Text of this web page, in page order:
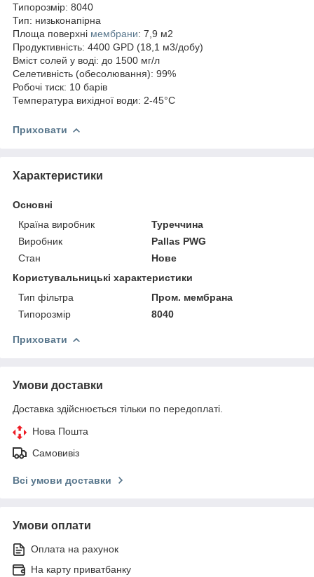
Типорозмір: 8040
Тип: низьконапірна
Площа поверхні мембрани: 7,9 м2
Продуктивність: 4400 GPD (18,1 м3/добу)
Вміст солей у воді: до 1500 мг/л
Селетивність (обесолювання): 99%
Робочі тиск: 10 барів
Температура вихідної води: 2-45°С
Приховати
Характеристики
Основні
Країна виробник
Туреччина
Виробник
Pallas PWG
Стан
Нове
Користувальницькі характеристики
Тип фільтра
Пром. мембрана
Типорозмір
8040
Приховати
Умови доставки
Доставка здійснюється тільки по передоплаті.
Нова Пошта
Самовивіз
Всі умови доставки
Умови оплати
Оплата на рахунок
На карту приватбанку